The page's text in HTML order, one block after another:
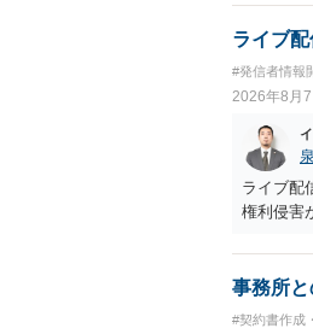
ライブ
#発信者情報
2026年8月7
ライブ配
権利侵害
事務所
#契約書作成